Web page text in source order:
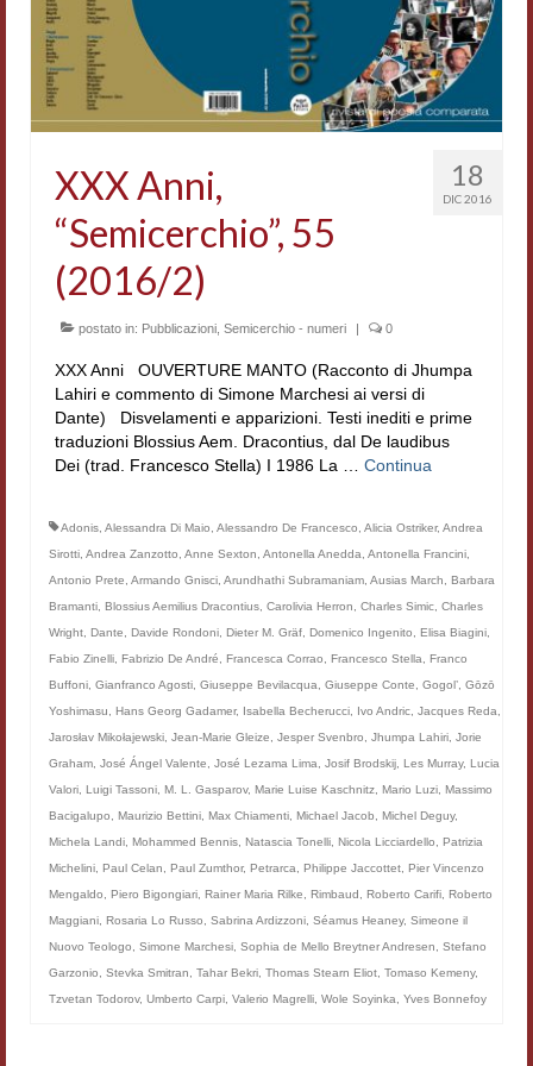
Accordi di cooperazione
Ricerca
Cultura coreana
Koreanische Literatur und Kultur
Hagiographica Coreana
Cultura medioevale
Corpus Rhythmorum Musicum
Epistolografia
Comparatistica
Filologia digitale
Lexicon
ALIM
Corpus Rhythmorum Musicum
Lo studium aretino del ‘200
DIGIMED
Eurasian Latin Archive
Rammses
LEAD
Didattica
18
DIC 2016
XXX Anni,
“Semicerchio”, 55
(2016/2)
postato in: Pubblicazioni Semicerchio - numeri 0
XXX Anni OUVERTURE MANTO (Racconto di Jhumpa
Lahiri e commento di Simone Marchesi ai versi di
Dante) Disvelamenti e apparizioni. Testi inediti e prime
traduzioni Blossius Aem. Dracontius, dal De laudibus
Dei (trad. Francesco Stella) I 1986 La … Continua
Adonis, Alessandra Di Maio, Alessandro De Francesco, Alicia Ostriker, Andrea
Sirotti, Andrea Zanzotto, Anne Sexton, Antonella Anedda, Antonella Francini,
Antonio Prete, Armando Gnisci, Arundhathi Subramaniam, Ausias March, Barbara
Bramanti, Blossius Aemilius Dracontius, Carolivia Herron, Charles Simic, Charles
Wright, Dante, Davide Rondoni, Dieter M. Gräf, Domenico Ingenito, Elisa Biagini,
Fabio Zinelli, Fabrizio De André, Francesca Corrao, Francesco Stella, Franco
Buffoni, Gianfranco Agosti, Giuseppe Bevilacqua, Giuseppe Conte, Gogol’, Gōzō
Yoshimasu, Hans Georg Gadamer, Isabella Becherucci, Ivo Andric, Jacques Reda,
Jarosłav Mikołajewski, Jean-Marie Gleize, Jesper Svenbro, Jhumpa Lahiri, Jorie
Graham, José Ángel Valente, José Lezama Lima, Josif Brodskij, Les Murray, Lucia
Valori, Luigi Tassoni, M. L. Gasparov, Marie Luise Kaschnitz, Mario Luzi, Massimo
Bacigalupo, Maurizio Bettini, Max Chiamenti, Michael Jacob, Michel Deguy,
Michela Landi, Mohammed Bennis, Natascia Tonelli, Nicola Licciardello, Patrizia
Michelini, Paul Celan, Paul Zumthor, Petrarca, Philippe Jaccottet, Pier Vincenzo
Mengaldo, Piero Bigongiari, Rainer Maria Rilke, Rimbaud, Roberto Carifi, Roberto
Maggiani, Rosaria Lo Russo, Sabrina Ardizzoni, Séamus Heaney, Simeone il
Nuovo Teologo, Simone Marchesi, Sophia de Mello Breytner Andresen, Stefano
Garzonio, Stevka Smitran, Tahar Bekri, Thomas Stearn Eliot, Tomaso Kemeny,
Tzvetan Todorov, Umberto Carpi, Valerio Magrelli, Wole Soyinka, Yves Bonnefoy